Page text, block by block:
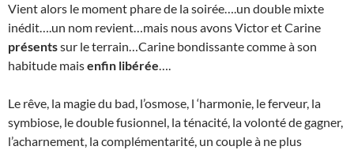
Vient alors le moment phare de la soirée….un double mixte
inédit….un nom revient…mais nous avons Victor et Carine
présentssur le terrain…Carine bondissante comme à son
habitude maisenfin libérée….
Le rêve, la magie du bad, l’osmose, l ‘harmonie, le ferveur, la
symbiose, le double fusionnel, la ténacité, la volonté de gagner,
l’acharnement, la complémentarité, un couple à ne plus